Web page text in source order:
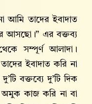
আমি তাদের ইবাদাত
আসছো।” এর বক্তব্য
সম্পূর্ণ আলাদা।
ইবাদাত করি না
বক্তব্যে দু’টি দিক
অমুক কাজ করি না বা